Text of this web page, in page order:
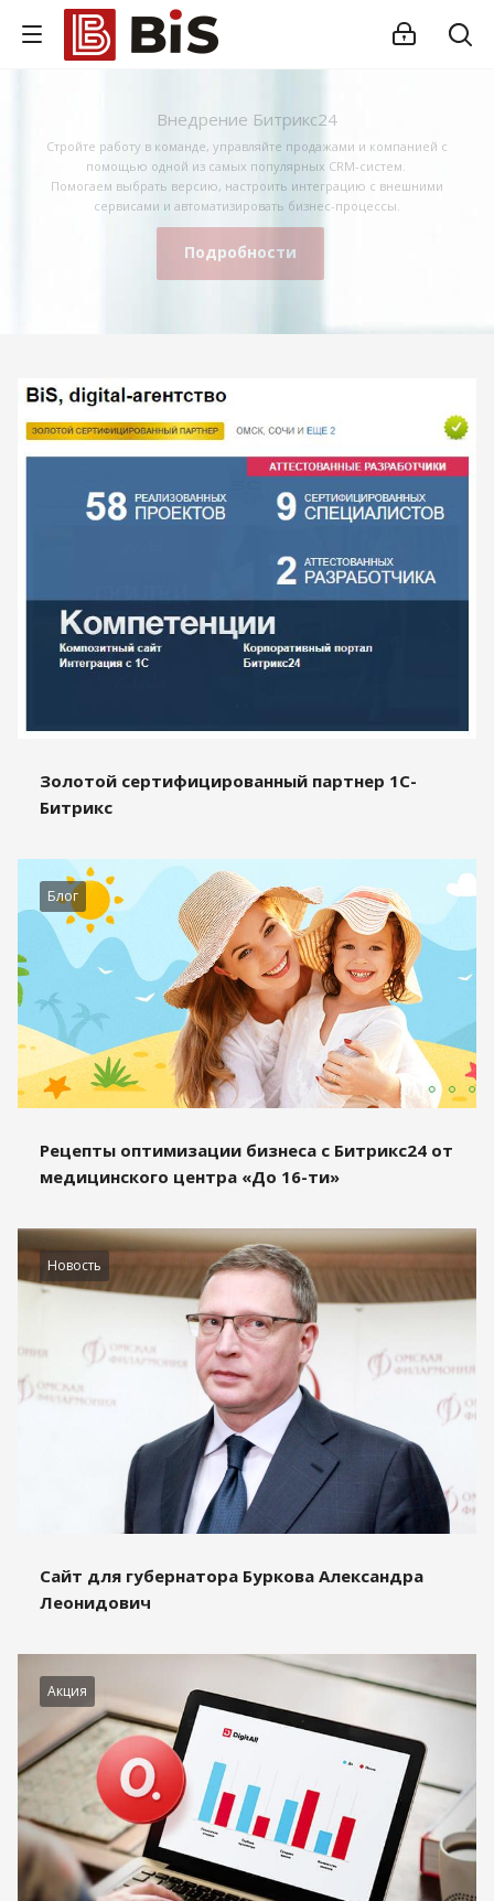
Внедрение Битрикс24
Стройте работу в команде, управляйте продажами и компанией с
помощью одной из самых популярных CRM-систем.
Помогаем выбрать версию, настроить интеграцию с внешними
сервисами и автоматизировать бизнес-процессы.
Подробности
Золотой сертифицированный партнер 1С-
Битрикс
Блог
Рецепты оптимизации бизнеса с Битрикс24 от
медицинского центра «До 16-ти»
Новость
Сайт для губернатора Буркова Александра
Леонидович
Акция